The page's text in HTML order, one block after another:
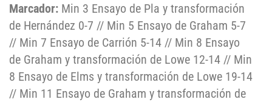
Marcador: Min 3 Ensayo de Pla y transformación
de Hernández 0-7 // Min 5 Ensayo de Graham 5-7
// Min 7 Ensayo de Carrión 5-14 // Min 8 Ensayo
de Graham y transformación de Lowe 12-14 // Min
8 Ensayo de Elms y transformación de Lowe 19-14
// Min 11 Ensayo de Graham y transformación de